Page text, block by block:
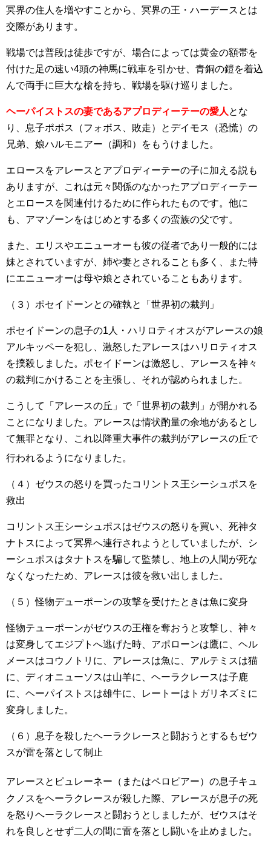
冥界の住人を増やすことから、冥界の王・ハーデースとは
交際があります。
戦場では普段は徒歩ですが、場合によっては黄金の額帯を
付けた足の速い4頭の神馬に戦車を引かせ、青銅の鎧を着込
んで両手に巨大な槍を持ち、戦場を駆け巡りました。
ヘーパイストスの妻であるアプロディーテーの愛人 とな
り、息子ポボス（フォボス、敗走）とデイモス（恐慌）の
兄弟、娘ハルモニアー（調和）をもうけました。
エロースをアレースとアプロディーテーの子に加える説も
ありますが、これは元々関係のなかったアプロディーテー
とエロースを関連付けるために作られたものです。他に
も、アマゾーンをはじめとする多くの蛮族の父です。
また、エリスやエニューオーも彼の従者であり一般的には
妹とされていますが、姉や妻とされることも多く、また特
にエニューオーは母や娘とされていることもあります。
（３）ポセイドーンとの確執と「世界初の裁判」
ポセイドーンの息子の1人・ハリロティオスがアレースの娘
アルキッペーを犯し、激怒したアレースはハリロティオス
を撲殺しました。ポセイドーンは激怒し、アレースを神々
の裁判にかけることを主張し、それが認められました。
こうして「アレースの丘」で「世界初の裁判」が開かれる
ことになりました。アレースは情状酌量の余地があるとし
て無罪となり、これ以降重大事件の裁判がアレースの丘で
行われるようになりました。
（４）ゼウスの怒りを買ったコリントス王シーシュポスを
救出
コリントス王シーシュポスはゼウスの怒りを買い、死神タ
ナトスによって冥界へ連行されようとしていましたが、シ
ーシュポスはタナトスを騙して監禁し、地上の人間が死な
なくなったため、アレースは彼を救い出しました。
（５）怪物デューポーンの攻撃を受けたときは魚に変身
怪物テューポーンがゼウスの王権を奪おうと攻撃し、神々
は変身してエジプトへ逃げた時、アポローンは鷹に、ヘル
メースはコウノトリに、アレースは魚に、アルテミスは猫
に、ディオニューソスは山羊に、ヘーラクレースは子鹿
に、ヘーパイストスは雄牛に、レートーはトガリネズミに
変身しました。
（６）息子を殺したヘーラクレースと闘おうとするもゼウ
スが雷を落として制止
アレースとピュレーネー （またはペロピアー）の息子キュ
クノスをヘーラクレースが殺した際、アレースが息子の死
を怒りヘーラクレースと闘おうとしましたが、ゼウスはそ
れを良しとせず二人の間に雷を落とし闘いを止めました。